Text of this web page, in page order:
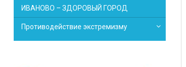
ИВАНОВО – ЗДОРОВЫЙ ГОРОД
Противодействие экстремизму